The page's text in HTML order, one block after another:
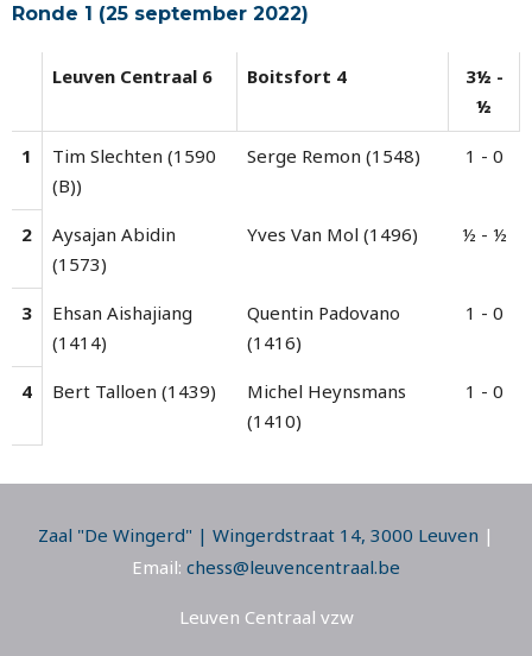
Ronde 1 (25 september 2022)
Leuven Centraal 6 Boitsfort 4
3½ -
½
1
Tim Slechten (1590
(B))
Serge Remon (1548) 1 - 0
2
Aysajan Abidin
(1573)
Yves Van Mol (1496) ½ - ½
3
Ehsan Aishajiang
(1414)
Quentin Padovano
(1416)
1 - 0
4 Bert Talloen (1439)
Michel Heynsmans
(1410)
1 - 0
Zaal "De Wingerd" | Wingerdstraat 14, 3000 Leuven |
Email: chess@leuvencentraal.be
Leuven Centraal vzw